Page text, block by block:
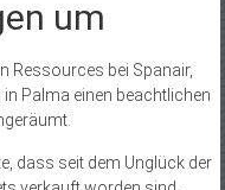
um
Ressources bei Span­­­­air,
Palma einen beachtlichen
dass seit dem Unglück der